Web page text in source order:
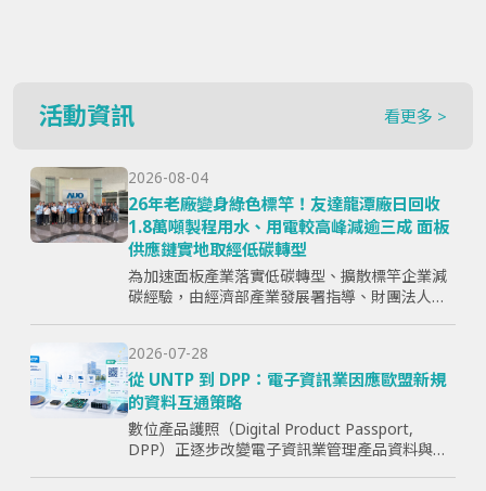
活動資訊 看更多 >
2026-08-04
26年老廠變身綠色標竿！友達龍潭廠日回收
1.8萬噸製程用水、用電較高峰減逾三成 面板
供應鏈實地取經低碳轉型
為加速面板產業落實低碳轉型、擴散標竿企業減
碳經驗，由經濟部產業發展署指導、財團法人資
成果交流活動」，7月15日於...
2026-07-28
從 UNTP 到 DPP：電子資訊業因應歐盟新規
的資料互通策略
數位產品護照（Digital Product Passport,
DPP）正逐步改變電子資訊業管理產品資料與供